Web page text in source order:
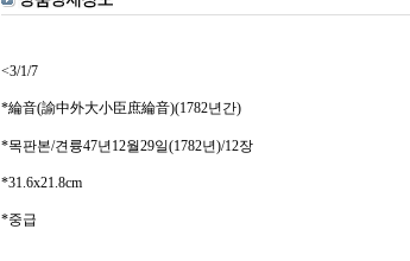
<3/1/7
*綸音(諭中外大小臣庶綸音)(1782년간)
*목판본/견륭47년12월29일(1782년)/12장
*31.6x21.8cm
*중급